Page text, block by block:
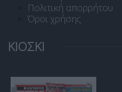
Πολιτική απορρήτου
Όροι χρήσης
ΚΙΟΣΚΙ